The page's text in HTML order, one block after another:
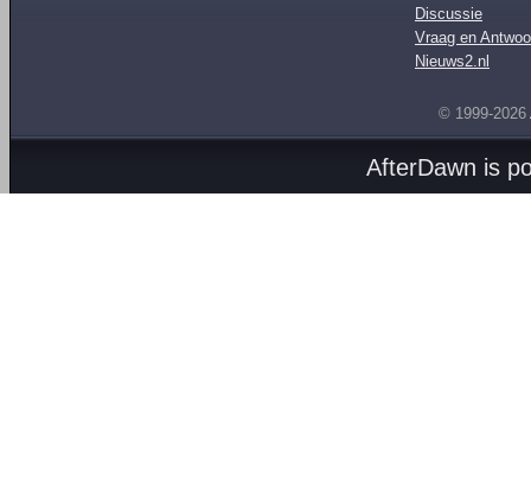
Discussie
Vraag en
Nieuws2.nl
© 1999-2026
AfterDawn is